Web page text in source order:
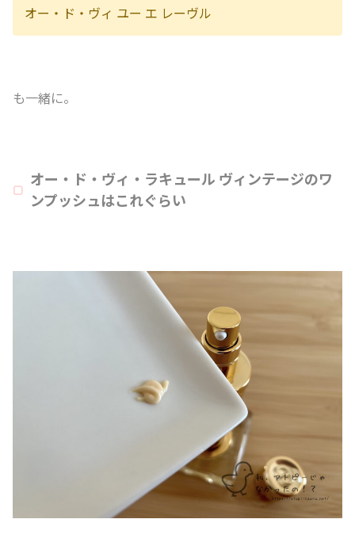
オー・ド・ヴィ ユー エ レーヴル
も一緒に。
オー・ド・ヴィ・ラキュール ヴィンテージのワ
ンプッシュはこれぐらい